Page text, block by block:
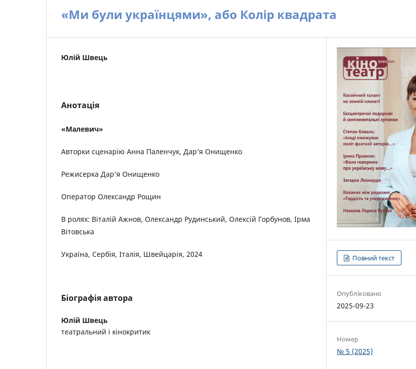
«Ми були українцями», або Колір квадрата
Юлій Швець
Анотація
«Малевич»
Авторки сценарію Анна Паленчук, Дар’я Онищенко
Режисерка Дар’я Онищенко
Оператор Олександр Рощин
В ролях: Віталій Ажнов, Олександр Рудинський, Олексій Горбунов, Ірма
Вітовська
Україна, Сербія, Італія, Швейцарія, 2024
Біографія автора
Юлій Швець
театральний і кінокритик
Повний текст
Опубліковано
2025-09-23
Номер
№ 5 (2025)